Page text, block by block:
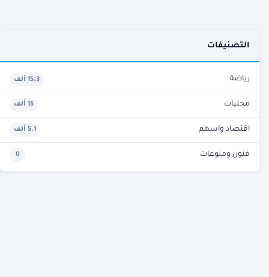
التصنيفات
رياضة 15.3 ألف
محليات 15 ألف
اقتصاد واسهم 5.1 ألف
فنون ومنوعات 0